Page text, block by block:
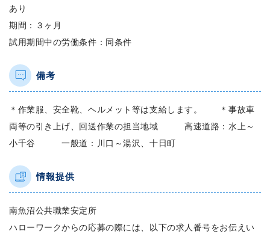
あり
期間：３ヶ月
試用期間中の労働条件：同条件
備考
＊作業服、安全靴、ヘルメット等は支給します。 ＊事故車
両等の引き上げ、回送作業の担当地域 高速道路：水上～
小千谷 一般道：川口～湯沢、十日町
情報提供
南魚沼公共職業安定所
ハローワークからの応募の際には、以下の求人番号をお伝えい